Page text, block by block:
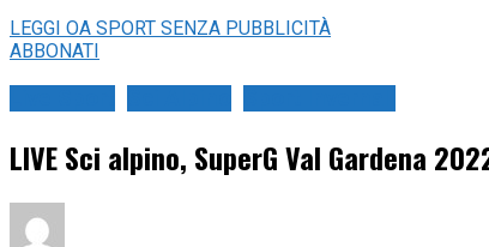
LEGGI OA SPORT SENZA PUBBLICITÀ
ABBONATI
LIVE Sci alpino, SuperG Val Gardena